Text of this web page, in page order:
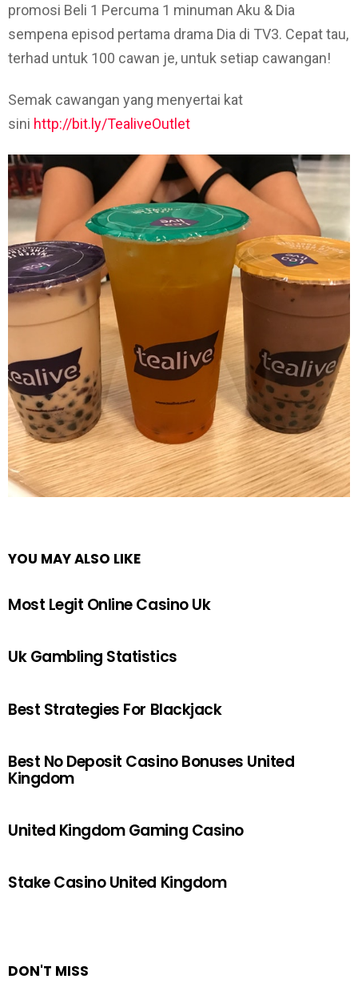
promosi Beli 1 Percuma 1 minuman Aku & Dia
sempena episod pertama drama Dia di TV3. Cepat tau,
terhad untuk 100 cawan je, untuk setiap cawangan!
Semak cawangan yang menyertai kat
sini http://bit.ly/TealiveOutlet
YOU MAY ALSO LIKE
Most Legit Online Casino Uk
Uk Gambling Statistics
Best Strategies For Blackjack
Best No Deposit Casino Bonuses United
Kingdom
United Kingdom Gaming Casino
Stake Casino United Kingdom
DON'T MISS